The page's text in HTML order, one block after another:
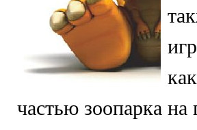
частью зоопарка